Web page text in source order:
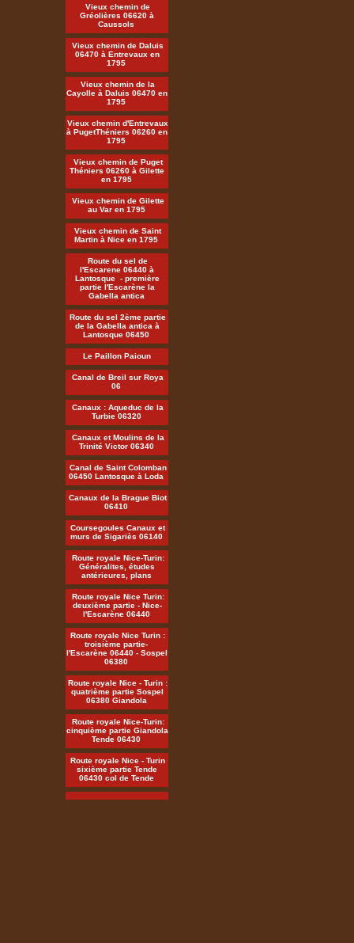
Vieux chemin de
Gréolières 06620 à
Caussols
Vieux chemin de Daluis
06470 à Entrevaux en
1795
Vieux chemin de la
Cayolle à Daluis 06470 en
1795
Vieux chemin d'Entrevaux
à PugetThéniers 06260 en
1795
Vieux chemin de Puget
Théniers 06260 à Gilette
en 1795
Vieux chemin de Gilette
au Var en 1795
Vieux chemin de Saint
Martin à Nice en 1795
Route du sel de
l'Escarene 06440 à
Lantosque - première
partie l'Escarène la
Gabella antica
Route du sel 2ème partie
de la Gabella antica à
Lantosque 06450
Le Paillon Paioun
Canal de Breil sur Roya
06
Canaux : Aqueduc de la
Turbie 06320
Canaux et Moulins de la
Trinité Victor 06340
Canal de Saint Colomban
06450 Lantosque à Loda
Canaux de la Brague Biot
06410
Coursegoules Canaux et
murs de Sigariès 06140
Route royale Nice-Turin:
Généralites, études
antérieures, plans
Route royale Nice Turin:
deuxième partie - Nice-
l'Escarène 06440
Route royale Nice Turin :
troisième partie-
l'Escarène 06440 - Sospel
06380
Route royale Nice - Turin :
quatrième partie Sospel
06380 Giandola
Route royale Nice-Turin:
cinquième partie Giandola
Tende 06430
Route royale Nice - Turin
sixième partie Tende
06430 col de Tende